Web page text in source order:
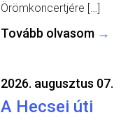
Örömkoncertjére […]
Tovább olvasom →
2026. augusztus 07.
A Hecsei úti